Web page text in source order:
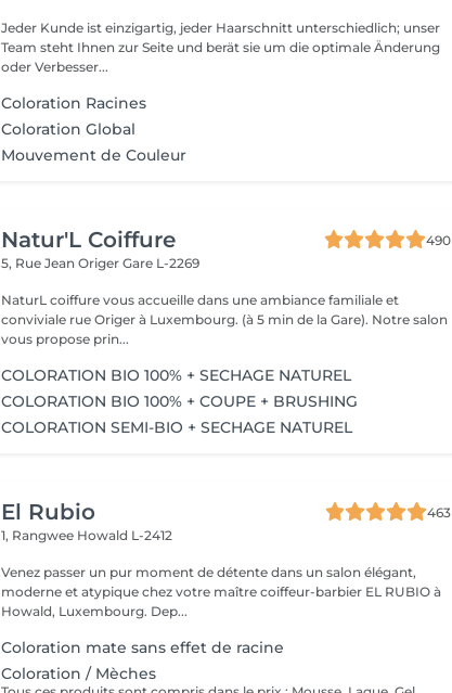
Jeder Kunde ist einzigartig, jeder Haarschnitt unterschiedlich; unser
Team steht Ihnen zur Seite und berät sie um die optimale Änderung
oder Verbesser...
Coloration Racines
Coloration Global
Mouvement de Couleur
Natur'L Coiffure
490
5, Rue Jean OrigerGare L-2269
NaturL coiffure vous accueille dans une ambiance familiale et
conviviale rue Origer à Luxembourg. (à 5 min de la Gare). Notre salon
vous propose prin...
COLORATION BIO 100% + SECHAGE NATUREL
COLORATION BIO 100% + COUPE + BRUSHING
COLORATION SEMI-BIO + SECHAGE NATUREL
El Rubio
463
1, Rangwee Howald L-2412
Venez passer un pur moment de détente dans un salon élégant,
moderne et atypique chez votre maître coiffeur-barbier EL RUBIO à
Howald, Luxembourg. Dep...
Coloration mate sans effet de racine
Coloration / Mèches